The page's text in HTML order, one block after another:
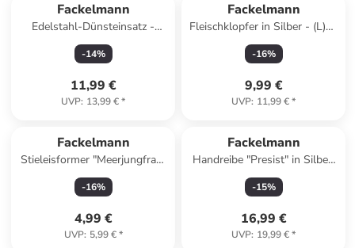
Fackelmann
Edelstahl-Dünsteinsatz -
(L)24 x (B)13 cm
-14%
11,99 €
UVP: 13,99 €*
Fackelmann
Fleischklopfer in Silber - (L)22
cm
-16%
9,99 €
UVP: 11,99 €*
Fackelmann
Stieleisformer "Meerjungfrau"
in Koralle - (B)7 x (H)15 x (T)3
cm
-16%
4,99 €
UVP: 5,99 €*
Fackelmann
Handreibe "Presist" in Silber/
Schwarz - (L)23 x (B)8 cm
-15%
16,99 €
UVP: 19,99 €*